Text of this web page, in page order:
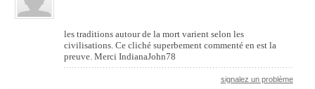
les traditions autour de la mort varient selon les
civilisations. Ce cliché superbement commenté en est la
preuve. Merci IndianaJohn78
signalez un problème